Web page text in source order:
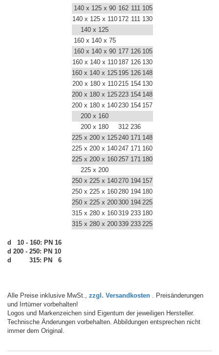
140 x 125 x 90 162 111 105
140 x 125 x 110 172 111 130
140 x 125
160 x 140 x 75
160 x 140 x 90 177 126 105
160 x 140 x 110 187 126 130
160 x 140 x 125 195 126 148
200 x 180 x 110 215 154 130
200 x 180 x 125 223 154 148
200 x 180 x 140 230 154 157
200 x 160
200 x 180
312 236
225 x 200 x 125 240 171 148
225 x 200 x 140 247 171 160
225 x 200 x 160 257 171 180
225 x 200
250 x 225 x 140 270 194 157
250 x 225 x 160 280 194 180
250 x 225 x 200300 194 225
315 x 280 x 160319 233 180
315 x 280 x 200339 233 225
d 10 - 160: PN 16
d 200 - 250: PN 10
d
315: PN 6
Alle Preise inklusive MwSt., zzgl. Versandkosten . Preisänderungen
und Irrtümer vorbehalten!
Logos und Markenzeichen sind Eigentum der jeweiligen Hersteller.
Technische Änderungen vorbehalten. Abbildungen entsprechen nicht
immer dem Original.